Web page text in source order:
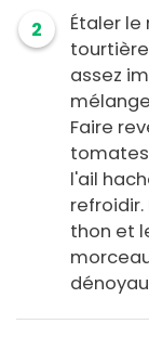
2
Étaler le
assez
Faire
l'ail
thon et